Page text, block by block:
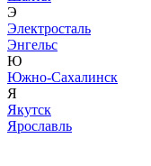
Э
Электросталь
Энгельс
Ю
Южно-Сахалинск
Я
Якутск
Ярославль